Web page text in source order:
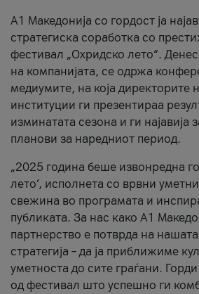
A1 Македонија со гордост ја
стратегиска соработка со
фестивал „Охридско лето“.
на компанијата, се одржа
медиумите, на која директорите
институции ги презентираа
изминатата сезона и ги најавија
планови за наредниот период.
„2025 година беше извонредна
лето’, исполнета со врвни
свежина во програмата и
публиката. За нас како A1
партнерство е потврда на
стратегија – да ја приближиме
уметноста до сите граѓани.
од фестивал што успешно ги